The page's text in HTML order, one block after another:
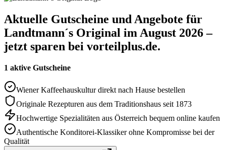
Aktuelle Gutscheine und Angebote für
Landtmann´s Original im August 2026 –
jetzt sparen bei vorteilplus.de.
1 aktive Gutscheine
Wiener Kaffeehauskultur direkt nach Hause bestellen
Originale Rezepturen aus dem Traditionshaus seit 1873
Hochwertige Spezialitäten aus Österreich bequem online kaufen
Authentische Konditorei-Klassiker ohne Kompromisse bei der
Qualität